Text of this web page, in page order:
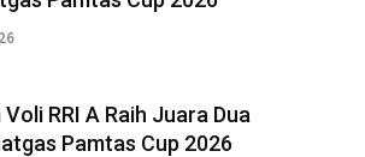
RRI A Raih Juara Dua
Pamtas Cup 2026